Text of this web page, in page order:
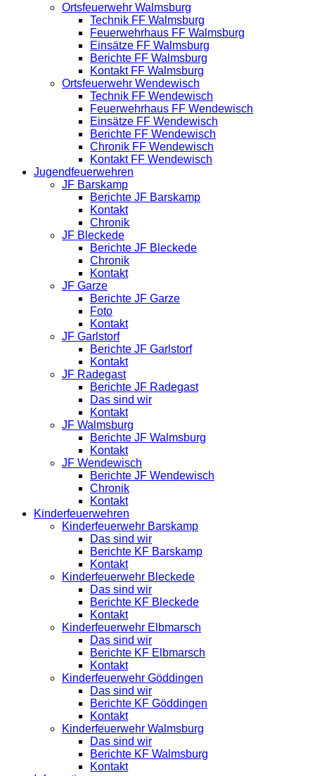
Ortsfeuerwehr Walmsburg
Technik FF Walmsburg
Feuerwehrhaus FF Walmsburg
Einsätze FF Walmsburg
Berichte FF Walmsburg
Kontakt FF Walmsburg
Ortsfeuerwehr Wendewisch
Technik FF Wendewisch
Feuerwehrhaus FF Wendewisch
Einsätze FF Wendewisch
Berichte FF Wendewisch
Chronik FF Wendewisch
Kontakt FF Wendewisch
Jugendfeuerwehren
JF Barskamp
Berichte JF Barskamp
Kontakt
Chronik
JF Bleckede
Berichte JF Bleckede
Chronik
Kontakt
JF Garze
Berichte JF Garze
Foto
Kontakt
JF Garlstorf
Berichte JF Garlstorf
Kontakt
JF Radegast
Berichte JF Radegast
Das sind wir
Kontakt
JF Walmsburg
Berichte JF Walmsburg
Kontakt
JF Wendewisch
Berichte JF Wendewisch
Chronik
Kontakt
Kinderfeuerwehren
Kinderfeuerwehr Barskamp
Das sind wir
Berichte KF Barskamp
Kontakt
Kinderfeuerwehr Bleckede
Das sind wir
Berichte KF Bleckede
Kontakt
Kinderfeuerwehr Elbmarsch
Das sind wir
Berichte KF Elbmarsch
Kontakt
Kinderfeuerwehr Göddingen
Das sind wir
Berichte KF Göddingen
Kontakt
Kinderfeuerwehr Walmsburg
Das sind wir
Berichte KF Walmsburg
Kontakt